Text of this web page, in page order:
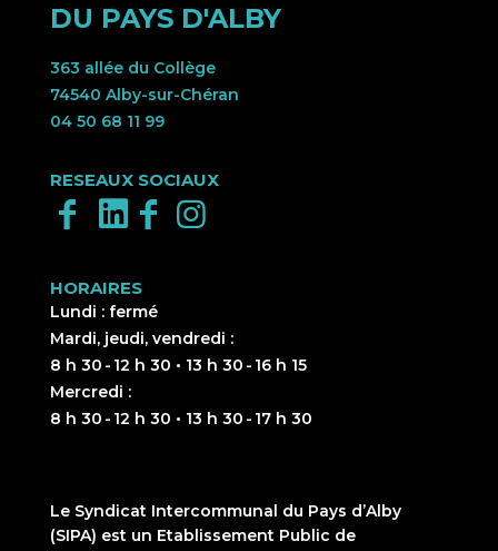
DU PAYS D'ALBY
363 allée du Collège
74540 Alby-sur-Chéran
04 50 68 11 99
RESEAUX SOCIAUX
HORAIRES
Lundi : fermé
Mardi, jeudi, vendredi :
8 h 30 - 12 h 30 • 13 h 30 - 16 h 15
Mercredi :
8 h 30 - 12 h 30 • 13 h 30 - 17 h 30
Le Syndicat Intercommunal du Pays d’Alby
(SIPA) est un Etablissement Public de